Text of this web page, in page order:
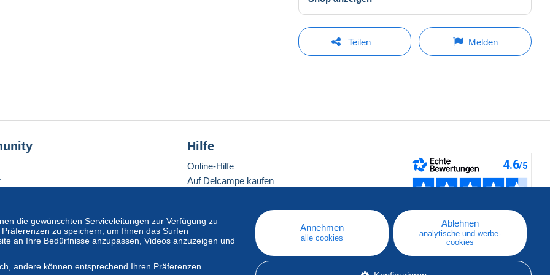
Teilen Melden
die gewünschten Serviceleitungen zur Verfügung zu
zu speichern, um Ihnen das Surfen
an Ihre Bedürfnisse anzupassen, Videos anzuzeigen und
andere können entsprechend Ihren Präferenzen
Annehmen
alle cookies
Ablehnen
analytische und werbe-
cookies
Hilfe
Online-Hilfe
Auf Delcampe kaufen
Eine sichere Website